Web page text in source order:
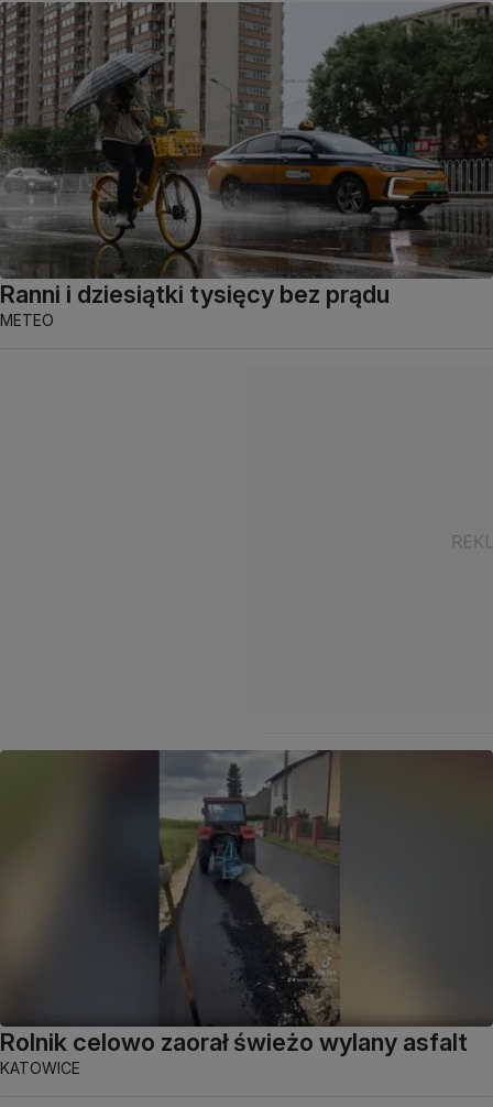
Ranni i dziesiątki tysięcy bez prądu
METEO
Rolnik celowo zaorał świeżo wylany asfalt
KATOWICE